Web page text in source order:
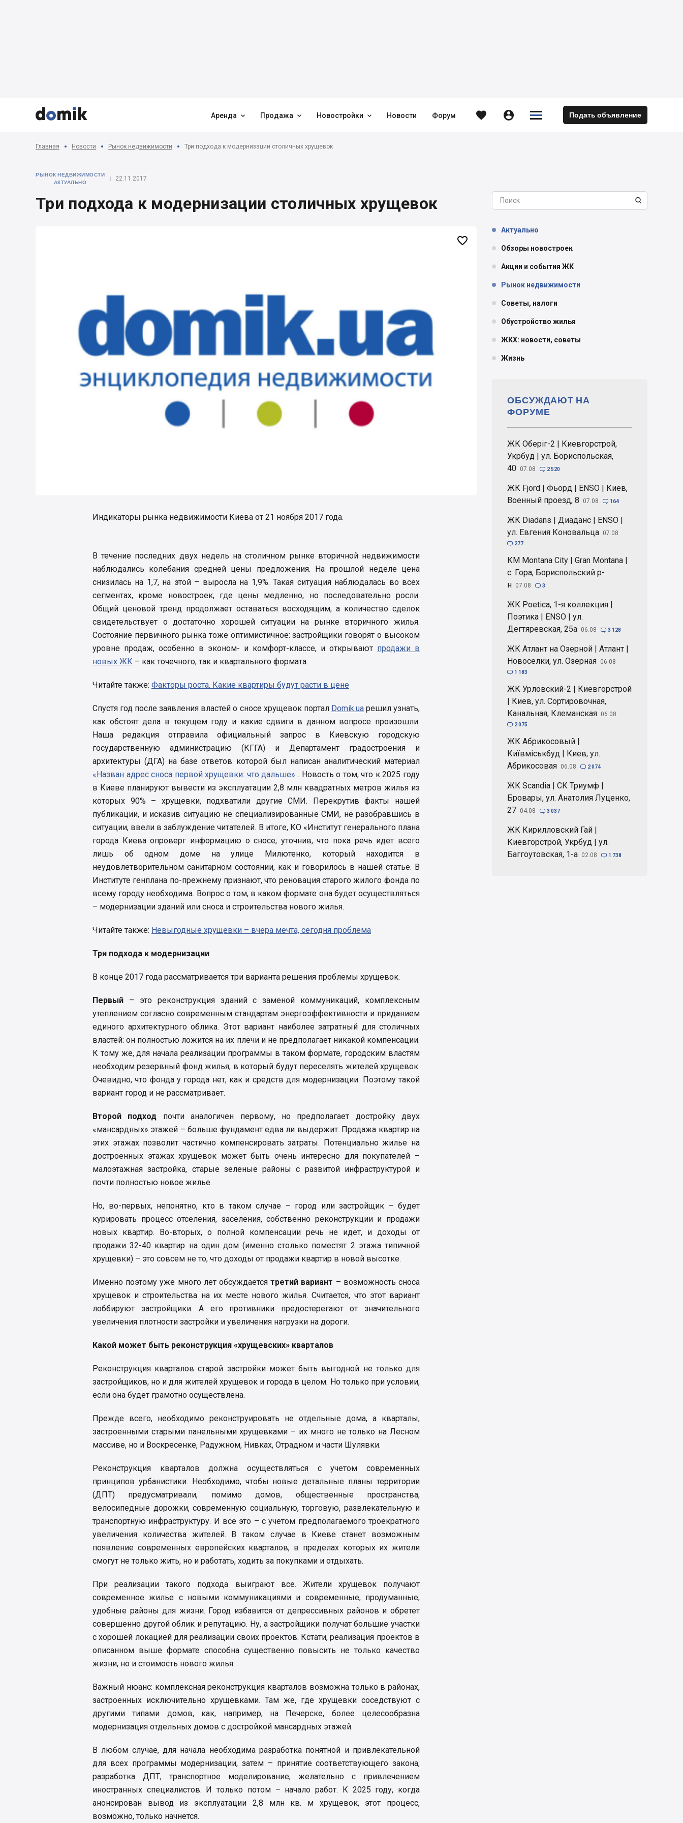


 Аренда  Продажа  Новостройки  Новости Форум   

 Подать объявление
Главная Новости Рынок недвижимости Три подхода к модернизации столичных хрущевок
РЫНОК НЕДВИЖИМОСТИ
АКТУАЛЬНО
22.11.2017
Три подхода к модернизации столичных хрущевок

Индикаторы рынка недвижимости Киева от 21 ноября 2017 года.
В течение последних двух недель на столичном рынке вторичной недвижимости
наблюдались колебания средней цены предложения. На прошлой неделе цена
снизилась на 1,7, на этой – выросла на 1,9%. Такая ситуация наблюдалась во всех
сегментах, кроме новостроек, где цены медленно, но последовательно росли.
Общий ценовой тренд продолжает оставаться восходящим, а количество сделок
свидетельствует о достаточно хорошей ситуации на рынке вторичного жилья.
Состояние первичного рынка тоже оптимистичное: застройщики говорят о высоком
уровне продаж, особенно в эконом- и комфорт-классе, и открывают продажи в
новых ЖК – как точечного, так и квартального формата.
Читайте также: Факторы роста. Какие квартиры будут расти в цене
Спустя год после заявления властей о сносе хрущевок портал Domik.uaрешил узнать,
как обстоят дела в текущем году и какие сдвиги в данном вопросе произошли.
Наша редакция отправила официальный запрос в Киевскую городскую
государственную администрацию (КГГА) и Департамент градостроения и
архитектуры (ДГА) на базе ответов которой был написан аналитический материал
«Назван адрес сноса первой хрущевки: что дальше» . Новость о том, что к 2025 году
в Киеве планируют вывести из эксплуатации 2,8 млн квадратных метров жилья из
которых 90% – хрущевки, подхватили другие СМИ. Перекрутив факты нашей
публикации, и исказив ситуацию не специализированные СМИ, не разобравшись в
ситуации, ввели в заблуждение читателей. В итоге, КО «Институт генерального плана
города Киева опроверг информацию о сносе, уточнив, что пока речь идет всего
лишь об одном доме на улице Милютенко, который находится в
неудовлетворительном санитарном состоянии, как и говорилось в нашей статье. В
Институте генплана по-прежнему признают, что реновация старого жилого фонда по
всему городу необходима. Вопрос о том, в каком формате она будет осуществляться
– модернизации зданий или сноса и строительства нового жилья.
Читайте также: Невыгодные хрущевки – вчера мечта, сегодня проблема
Три подхода к модернизации
В конце 2017 года рассматривается три варианта решения проблемы хрущевок.
Первый – это реконструкция зданий с заменой коммуникаций, комплексным
утеплением согласно современным стандартам энергоэффективности и приданием
единого архитектурного облика. Этот вариант наиболее затратный для столичных
властей: он полностью ложится на их плечи и не предполагает никакой компенсации.
К тому же, для начала реализации программы в таком формате, городским властям
необходим резервный фонд жилья, в который будут переселять жителей хрущевок.
Очевидно, что фонда у города нет, как и средств для модернизации. Поэтому такой
вариант город и не рассматривает.
Второй подход почти аналогичен первому, но предполагает достройку двух
«мансардных» этажей – больше фундамент едва ли выдержит. Продажа квартир на
этих этажах позволит частично компенсировать затраты. Потенциально жилье на
достроенных этажах хрущевок может быть очень интересно для покупателей –
малоэтажная застройка, старые зеленые районы с развитой инфраструктурой и
почти полностью новое жилье.
Но, во-первых, непонятно, кто в таком случае – город или застройщик – будет
курировать процесс отселения, заселения, собственно реконструкции и продажи
новых квартир. Во-вторых, о полной компенсации речь не идет, и доходы от
продажи 32-40 квартир на один дом (именно столько поместят 2 этажа типичной
хрущевки) – это совсем не то, что доходы от продажи квартир в новой высотке.
Именно поэтому уже много лет обсуждаетсятретий вариант – возможность сноса
хрущевок и строительства на их месте нового жилья. Считается, что этот вариант
лоббируют застройщики. А его противники предостерегают от значительного
увеличения плотности застройки и увеличения нагрузки на дороги.
Какой может быть реконструкция «хрущевских» кварталов
Реконструкция кварталов старой застройки может быть выгодной не только для
застройщиков, но и для жителей хрущевок и города в целом. Но только при условии,
если она будет грамотно осуществлена.
Прежде всего, необходимо реконструировать не отдельные дома, а кварталы,
застроенными старыми панельными хрущевками – их много не только на Лесном
массиве, но и Воскресенке, Радужном, Нивках, Отрадном и части Шулявки.
Реконструкция кварталов должна осуществляться с учетом современных
принципов урбанистики. Необходимо, чтобы новые детальные планы территории
(ДПТ) предусматривали, помимо домов, общественные пространства,
велосипедные дорожки, современную социальную, торговую, развлекательную и
транспортную инфраструктуру. И все это – с учетом предполагаемого троекратного
увеличения количества жителей. В таком случае в Киеве станет возможным
появление современных европейских кварталов, в пределах которых их жители
смогут не только жить, но и работать, ходить за покупками и отдыхать.
При реализации такого подхода выиграют все. Жители хрущевок получают
современное жилье с новыми коммуникациями и современные, продуманные,
удобные районы для жизни. Город избавится от депрессивных районов и обретет
совершенно другой облик и репутацию. Ну, а застройщики получат большие участки
с хорошей локацией для реализации своих проектов. Кстати, реализация проектов в
описанном выше формате способна существенно повысить не только качество
жизни, но и стоимость нового жилья.
Важный нюанс: комплексная реконструкция кварталов возможна только в районах,
застроенных исключительно хрущевками. Там же, где хрущевки соседствуют с
другими типами домов, как, например, на Печерске, более целесообразна
модернизация отдельных домов с достройкой мансардных этажей.
В любом случае, для начала необходима разработка понятной и привлекательной
для всех программы модернизации, затем – принятие соответствующего закона,
разработка ДПТ, транспортное моделирование, желательно с привлечением
иностранных специалистов. И только потом – начало работ. К 2025 году, когда
анонсирован вывод из эксплуатации 2,8 млн кв. м хрущевок, этот процесс,
возможно, только начнется.

Актуально
Обзоры новостроек
Акции и события ЖК
Рынок недвижимости
Советы, налоги
Обустройство жилья
ЖКХ: новости, советы
Жизнь
ЖК Оберіг-2 | Киевгорстрой,
Укрбуд | ул. Бориспольская,
40 07.08  2 520
ЖК Fjord | Фьорд | ENSO | Киев,
Военный проезд, 8
07.08  164
ЖК Diadans | Диаданс | ENSO |
ул. Евгения Коновальца 07.08
 277
КМ Montana City | Gran Montana |
с. Гора, Бориспольский р-
н 07.08  3
ЖК Poetica, 1-я коллекция |
Поэтика | ENSO | ул.
Дегтяревская, 25а 06.08  3 128
ЖК Атлант на Озерной | Атлант |
Новоселки, ул. Озерная 06.08
 1 183
ЖК Урловский-2 | Киевгорстрой
| Киев, ул. Сортировочная,
Канальная, Клеманская 06.08
 2 075
ЖК Абрикосовый |
Київміськбуд | Киев, ул.
Абрикосовая 06.08  2 074
ЖК Scandia | СК Триумф |
Бровары, ул. Анатолия Луценко,
27 04.08  3 037
ЖК Кирилловский Гай |
Киевгорстрой, Укрбуд | ул.
Баггоутовская, 1-а 02.08  1 738
ОБСУЖДАЮТ НА
ФОРУМЕ